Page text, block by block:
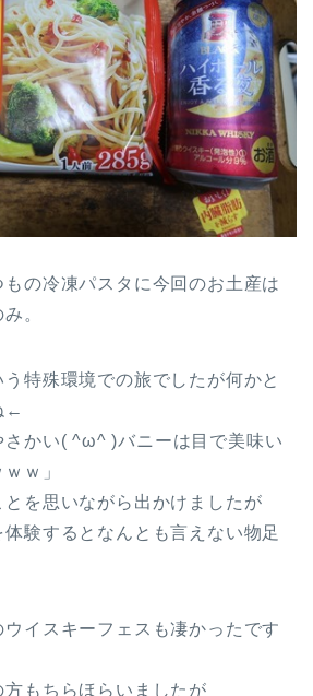
の冷凍パスタに今回のお土産は
。
特殊環境での旅でしたが何かと
←
さかい( ^ω^ )バニーは目で美味い
ｗ」
を思いながら出かけましたが
験するとなんとも言えない物足
イスキーフェスも凄かったです
もちらほらいましたが